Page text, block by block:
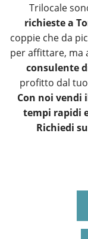
Trilocale
richieste a
coppie che da
per affittare, ma
consulente
profitto dal
Con noi vendi
tempi rapidi
Richiedi